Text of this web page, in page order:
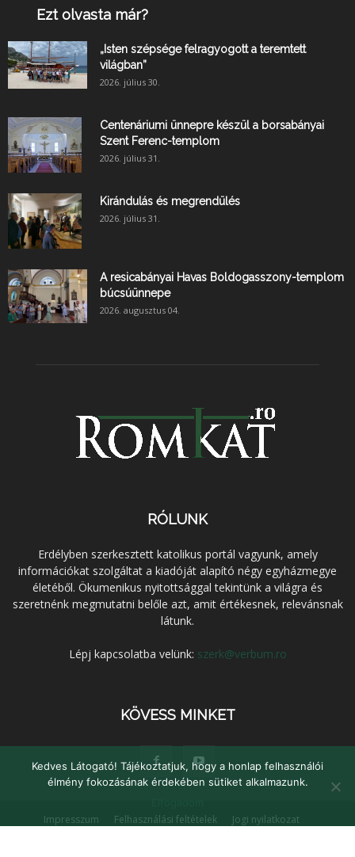
Ezt olvasta már?
„Isten szépsége felragyogott a teremtett
világban”
2026. július 30.
Centenáriumi ünnepre készül a borsabányai
Szent Ferenc-templom
2026. július 31.
Kirándulás és megrendülés
2026. július 31.
A resicabányai Havas Boldogasszony-templom
búcsúünnepe
2026. augusztus 04.
RÓLUNK
Erdélyben szerkesztett katolikus portál vagyunk, amely
információkat szolgáltat a kiadóját alapító négy egyházmegye
életéből. Ökumenikus nyitottsággal tekintünk a világra és
szeretnénk megmutatni belőle azt, amit értékesnek, relevánsnak
látunk.
Lépj kapcsolatba velünk: szerk@verbum.ro
KÖVESS MINKET
Impresszum Felhasználási feltételek
Jogi nyilatkozat
Kedves Látogató! Tájékoztatjuk, hogy a honlap felhasználói
élmény fokozásának érdekében sütiket alkalmazunk.